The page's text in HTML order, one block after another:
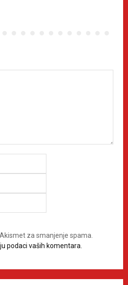
za smanjenje spama.
podaci vaših komentara.